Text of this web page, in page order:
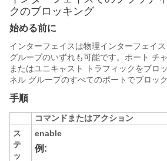
クのブロッキング
始める前に
インターフェイスは物理インターフェイ
グループのいずれも可能です。ポート チ
またはユニキャスト トラフィックをブロ
ネル グループのすべてのポートでブロック
手順
コマンドまたはアクション
ス
テ
ッ
enable
例: